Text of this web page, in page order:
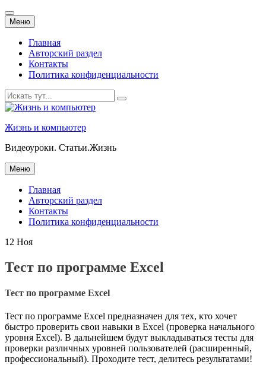
Меню Перейти
к
содержанию
Главная
Авторский раздел
Контакты
Политика конфиденциальности
Искать:
Жизнь и компьютер
Видеоуроки. Статьи.Жизнь
Меню Перейти
к
содержанию
Главная
Авторский раздел
Контакты
Политика конфиденциальности
12 Ноя
Тест по программе Excel
Тест по программе Excel
Тест по программе Excel предназначен для тех, кто хочет
быстро проверить свои навыки в Excel (проверка начального
уровня Excel). В дальнейшем будут выкладываться тесты для
проверки различных уровней пользователей (расширенный,
профессиональный). Проходите тест, делитесь результатами!